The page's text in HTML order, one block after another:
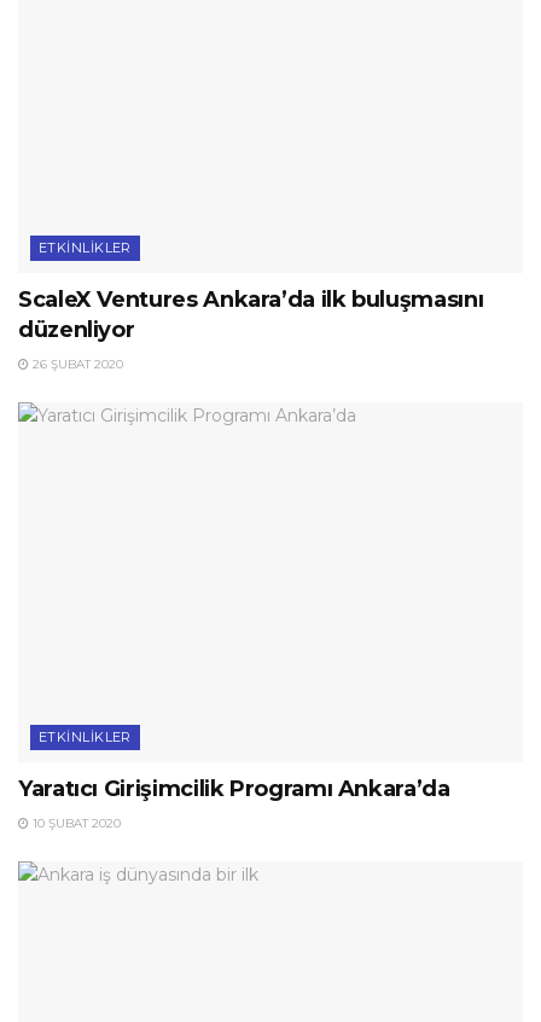
ETKINLIKLER
ScaleX Ventures Ankara’da ilk buluşmasını
düzenliyor
26 ŞUBAT 2020
ETKINLIKLER
Yaratıcı Girişimcilik Programı Ankara’da
10 ŞUBAT 2020